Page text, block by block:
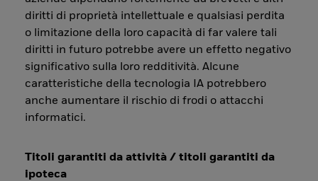
diritti di proprietà intellettuale e qualsiasi perdita
o limitazione della loro capacità di far valere tali
diritti in futuro potrebbe avere un effetto negativo
significativo sulla loro redditività. Alcune
caratteristiche della tecnologia IA potrebbero
anche aumentare il rischio di frodi o attacchi
informatici.
Titoli garantiti da attività / titoli garantiti da
ipoteca